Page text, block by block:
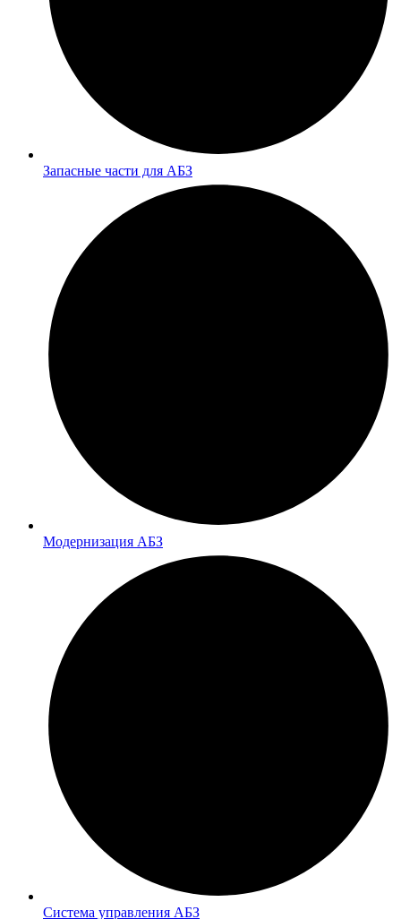
Запасные части для АБЗ
Модернизация АБЗ
Система управления АБЗ